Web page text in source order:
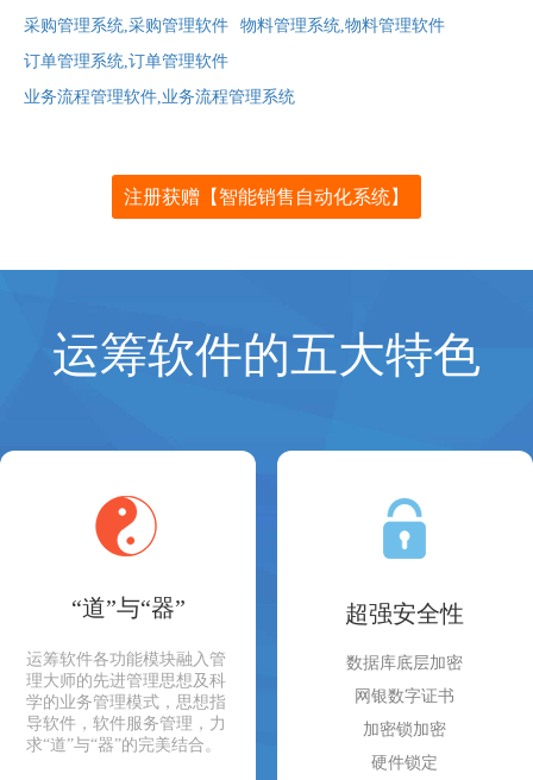
采购管理系统,采购管理软件
物料管理系统,物料管理软件
订单管理系统,订单管理软件
业务流程管理软件,业务流程管理系统
注册获赠【智能销售自动化系统】
运筹软件的五大特色
“道”与“器”
运筹软件各功能模块融入管
理大师的先进管理思想及科
学的业务管理模式，思想指
导软件，软件服务管理，力
求“道”与“器”的完美结合。
超强安全性
数据库底层加密
网银数字证书
加密锁加密
硬件锁定